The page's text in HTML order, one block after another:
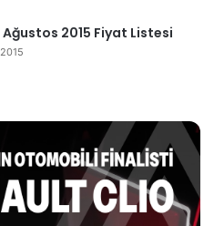
2015 Fiyat Listesi